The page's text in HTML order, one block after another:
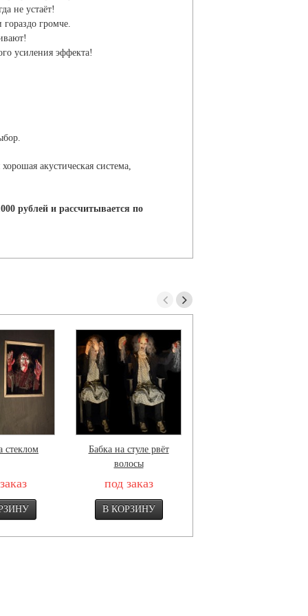
не устаёт!
громче.
усиления эффекта!
акустическая система,
рублей и рассчитывается по
стеклом
Бабка на стуле рвёт
волосы
под заказ